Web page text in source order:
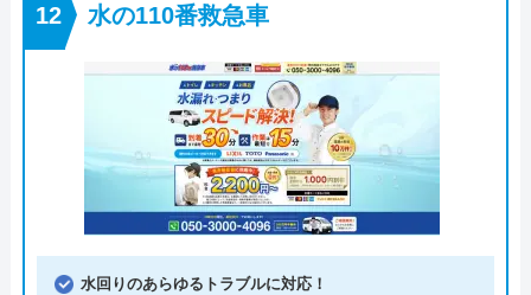
水の110番救急車
水回りのあらゆるトラブルに対応！